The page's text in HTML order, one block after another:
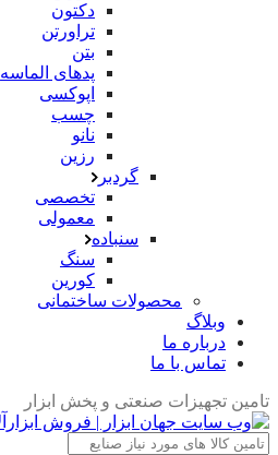
دکتون
تراورتن
بتن
پدهای الماسه
اپوکسی
چسب
نانو
رزین
گردبر
تخصصی
معمولی
سنباده
سنگ
کورین
محصولات ساختمانی
وبلاگ
درباره ما
تماس با ما
تامین تجهیزات صنعتی و پخش ابزار